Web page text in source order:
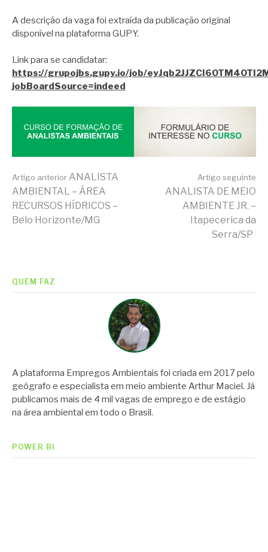
A descrição da vaga foi extraída da publicação original
disponível na plataforma GUPY.
Link para se candidatar:
https://grupojbs.gupy.io/job/
jobBoardSource=indeed
Continue
lendo
Artigo anterior ANALISTA
AMBIENTAL – ÁREA
RECURSOS HÍDRICOS –
Belo Horizonte/MG
Artigo seguinte
ANALISTA DE MEIO
AMBIENTE JR. –
Itapecerica da
Serra/SP
QUEM FAZ
A plataforma Empregos Ambientais foi criada em 2017 pelo
geógrafo e especialista em meio ambiente Arthur Maciel. Já
publicamos mais de 4 mil vagas de emprego e de estágio
na área ambiental em todo o Brasil.
POWER BI